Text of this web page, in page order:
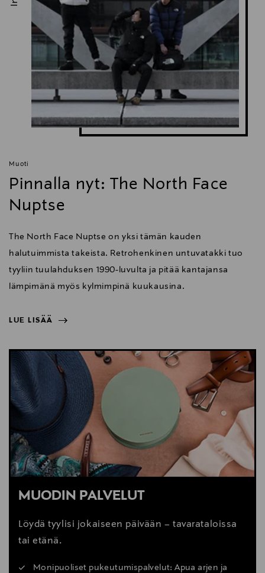
Muoti
Pinnalla nyt: The North Face
Nuptse
The North Face Nuptse on yksi tämän kauden
halutuimmista takeista. Retrohenkinen untuvatakki tuo
tyyliin tuulahduksen 1990-luvulta ja pitää kantajansa
lämpimänä myös kylmimpinä kuukausina.
LUE LISÄÄ
LUE LISÄÄ
MUODIN PALVELUT
Löydä tyylisi jokaiseen päivään – tavarataloissa
tai etänä.
Monipuoliset pukeutumispalvelut: Apua arjen ja